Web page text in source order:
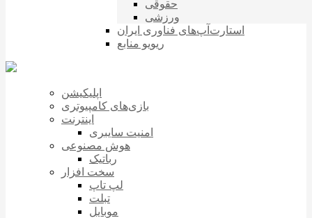
حقوقی
ورزشی
استارت‌آپ‌های فناوری ایران
ریویو منابع
اپلیکیشن
بازی‌های کامپیوتری
اینترنت
امنیت سایبری
هوش مصنوعی
رباتیک
سخت افزار
لپ تاپ
تبلت
موبایل